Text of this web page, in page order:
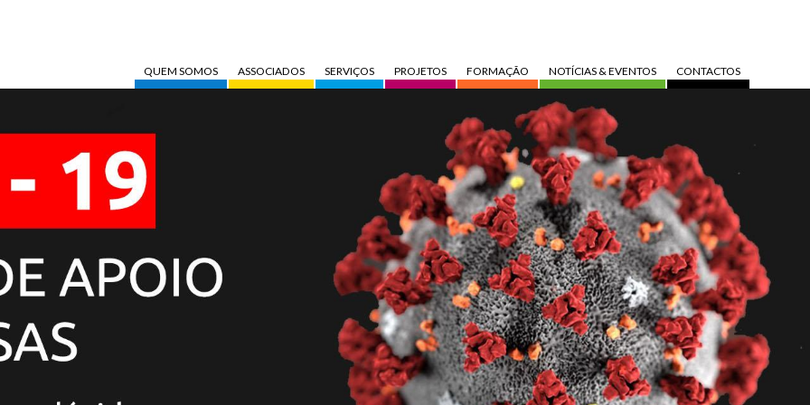
QUEM SOMOS ASSOCIADOS SERVIÇOS PROJETOS FORMAÇÃO NOTÍCIAS & EVENTOS CONTACTOS